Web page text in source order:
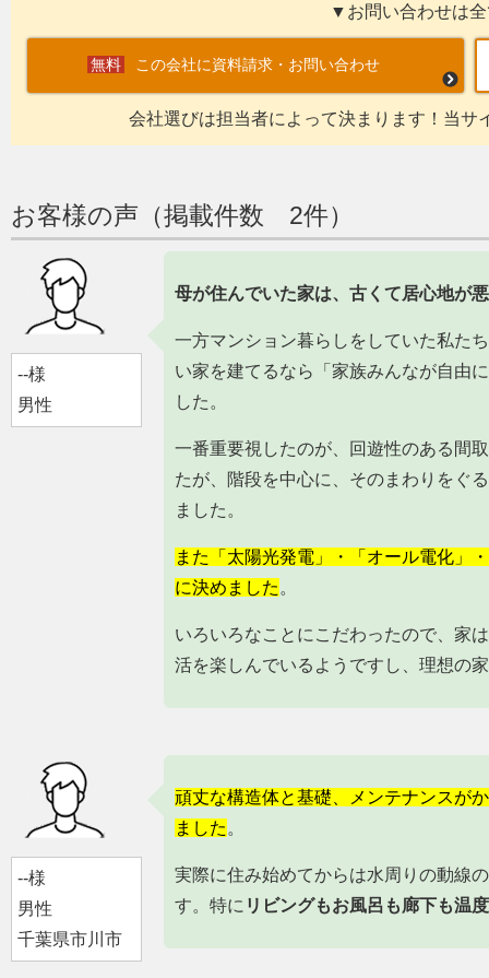
▼お問い合わせは
この会社に資料請求・お問い合わせ
会社選びは担当者によって決まります！当サ
お客様の声（掲載件数 2件）
--様
男性
母が住んでいた家は、古くて居心地が
一方マンション暮らしをしていた私た
い家を建てるなら「家族みんなが自由
した。
一番重要視したのが、回遊性のある間
たが、階段を中心に、そのまわりをぐ
ました。
また「太陽光発電」・「オール電化」
に決めました 。
いろいろなことにこだわったので、家
活を楽しんでいるようですし、理想の
--様
男性
千葉県市川市
頑丈な構造体と基礎、メンテナンスが
ました 。
実際に住み始めてからは水周りの動線
す。特に リビングもお風呂も廊下も温